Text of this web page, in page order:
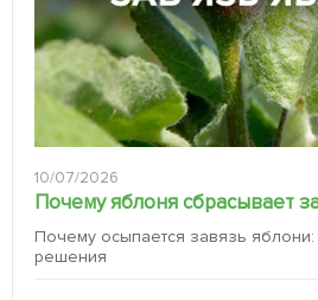
10/07/2026
Почему яблоня сбрасывает
Почему осыпается завязь
решения